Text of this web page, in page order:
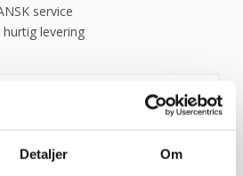
Detaljer Om
service
levering